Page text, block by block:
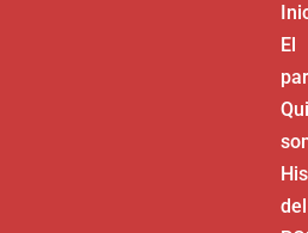
El
del